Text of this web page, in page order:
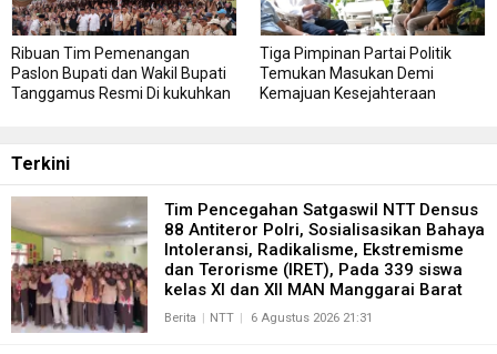
Ribuan Tim Pemenangan
Paslon Bupati dan Wakil Bupati
Tanggamus Resmi Di kukuhkan
Tiga Pimpinan Partai Politik
Temukan Masukan Demi
Kemajuan Kesejahteraan
Terkini
Tim Pencegahan Satgaswil NTT Densus
88 Antiteror Polri, Sosialisasikan Bahaya
Intoleransi, Radikalisme, Ekstremisme
dan Terorisme (IRET), Pada 339 siswa
kelas XI dan XII MAN Manggarai Barat
Berita NTT 6 Agustus 2026 21:31